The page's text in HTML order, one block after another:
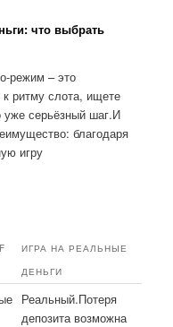
что выбрать
режим – это
ритму слота, ищете
уже серьёзный шаг.И
благодаря
игру
ИГРА НА РЕАЛЬНЫЕ
ДЕНЬГИ
Реальный.Потеря
депозита возможна